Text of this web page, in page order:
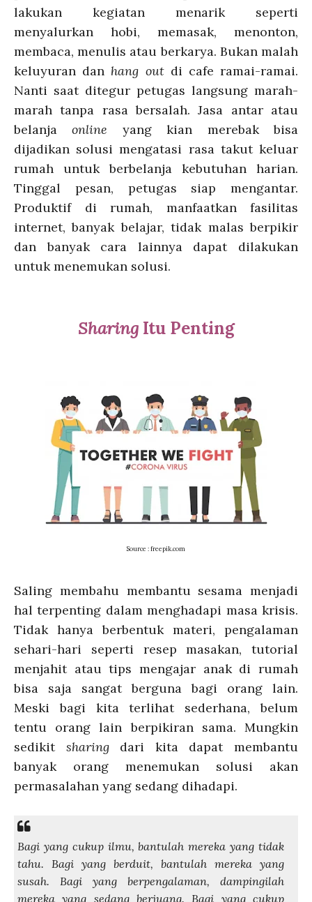
lakukan kegiatan menarik seperti
menyalurkan hobi, memasak, menonton,
membaca, menulis atau berkarya. Bukan malah
keluyuran dan hang outdi cafe ramai-ramai.
Nanti saat ditegur petugas langsung marah-
marah tanpa rasa bersalah. Jasa antar atau
belanjaonline yang kian merebak bisa
dijadikan solusi mengatasi rasa takut keluar
rumah untuk berbelanja kebutuhan harian.
Tinggal pesan, petugas siap mengantar.
Produktif di rumah, manfaatkan fasilitas
internet, banyak belajar, tidak malas berpikir
dan banyak cara lainnya dapat dilakukan
untuk menemukan solusi.
SharingItu Penting
Source : freepik.com
Saling membahu membantu sesama menjadi
hal terpenting dalam menghadapi masa krisis.
Tidak hanya berbentuk materi, pengalaman
sehari-hari seperti resep masakan, tutorial
menjahit atau tips mengajar anak di rumah
bisa saja sangat berguna bagi orang lain.
Meski bagi kita terlihat sederhana, belum
tentu orang lain berpikiran sama. Mungkin
sedikit sharing dari kita dapat membantu
banyak orang menemukan solusi akan
permasalahan yang sedang dihadapi.
Bagi yang cukup ilmu, bantulah mereka yang tidak
tahu. Bagi yang berduit, bantulah mereka yang
susah. Bagi yang berpengalaman, dampingilah
mereka yang sedang berjuang. Bagi yang cukup